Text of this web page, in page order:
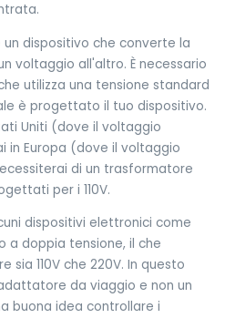
dispositivo che converte la
voltaggio all'altro. È necessario
utilizza una tensione standard
è progettato il tuo dispositivo.
Uniti (dove il voltaggio
in Europa (dove il voltaggio
di un trasformatore
per i 110V.
dispositivi elettronici come
a doppia tensione, il che
sia 110V che 220V. In questo
da viaggio e non un
buona idea controllare i